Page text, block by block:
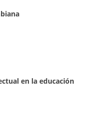
en la educación